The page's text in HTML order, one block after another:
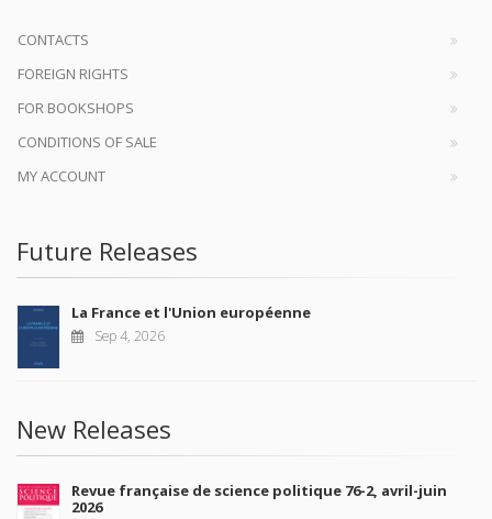
CONTACTS
FOREIGN RIGHTS
FOR BOOKSHOPS
CONDITIONS OF SALE
MY ACCOUNT
Future Releases
La France et l'Union européenne
Sep 4, 2026
New Releases
Revue française de science politique 76-2, avril-juin
2026